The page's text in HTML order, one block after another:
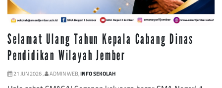
Selamat Ulang Tahun Kepala Cabang Dinas
Pendidikan Wilayah Jember
21 JUN 2026 , ADMIN WEB,INFO SEKOLAH